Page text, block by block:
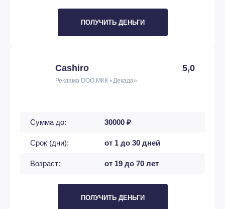
ПОЛУЧИТЬ ДЕНЬГИ
Cashiro 5,0
Реклама ООО МКК «Декада»
Сумма до: 30000 ₽
Срок (дни): от 1 до 30 дней
Возраст: от 19 до 70 лет
ПОЛУЧИТЬ ДЕНЬГИ